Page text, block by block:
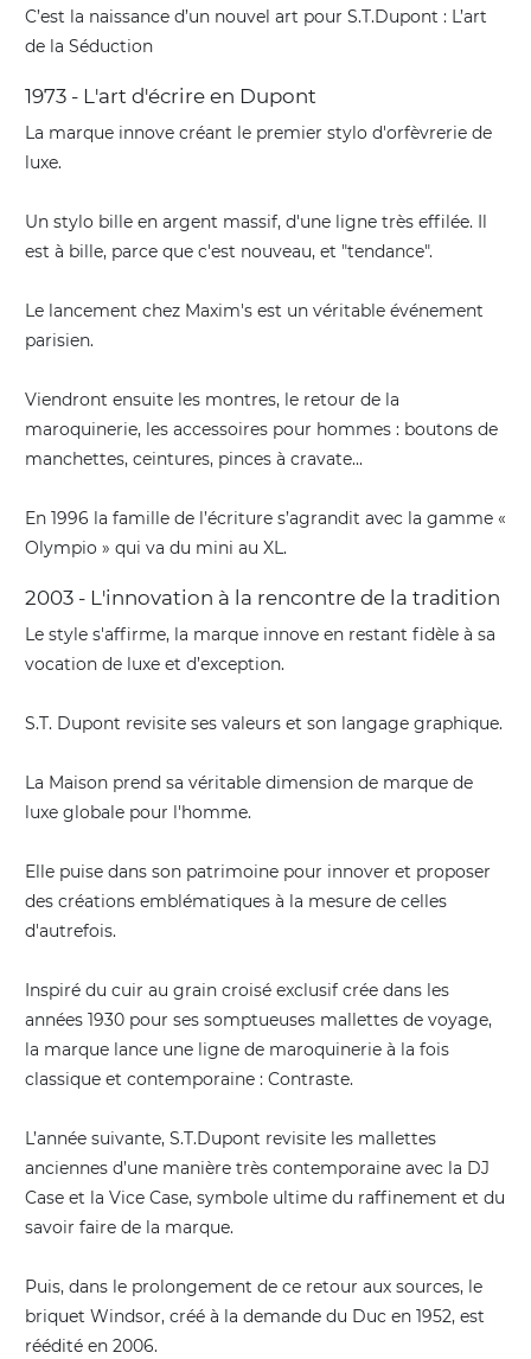
C’est la naissance d’un nouvel art pour S.T.Dupont : L’art
de la Séduction
1973 - L'art d'écrire en Dupont
La marque innove créant le premier stylo d'orfèvrerie de
luxe.
Un stylo bille en argent massif, d'une ligne très effilée. Il
est à bille, parce que c'est nouveau, et "tendance".
Le lancement chez Maxim's est un véritable événement
parisien.
Viendront ensuite les montres, le retour de la
maroquinerie, les accessoires pour hommes : boutons de
manchettes, ceintures, pinces à cravate...
En 1996 la famille de l’écriture s’agrandit avec la gamme «
Olympio » qui va du mini au XL.
2003 - L'innovation à la rencontre de la tradition
Le style s'affirme, la marque innove en restant fidèle à sa
vocation de luxe et d’exception.
S.T. Dupont revisite ses valeurs et son langage graphique.
La Maison prend sa véritable dimension de marque de
luxe globale pour l'homme.
Elle puise dans son patrimoine pour innover et proposer
des créations emblématiques à la mesure de celles
d'autrefois.
Inspiré du cuir au grain croisé exclusif crée dans les
années 1930 pour ses somptueuses mallettes de voyage,
la marque lance une ligne de maroquinerie à la fois
classique et contemporaine : Contraste.
L’année suivante, S.T.Dupont revisite les mallettes
anciennes d’une manière très contemporaine avec la DJ
Case et la Vice Case, symbole ultime du raffinement et du
savoir faire de la marque.
Puis, dans le prolongement de ce retour aux sources, le
briquet Windsor, créé à la demande du Duc en 1952, est
réédité en 2006.